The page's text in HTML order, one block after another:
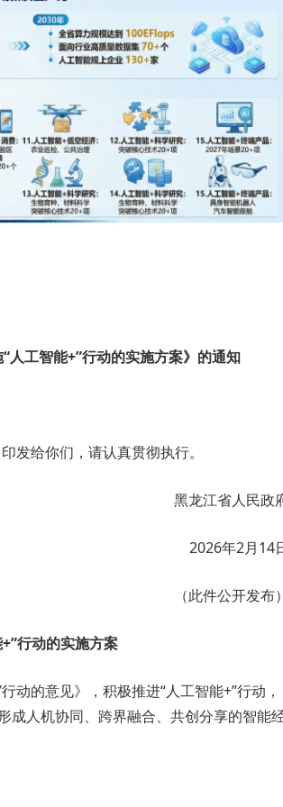
人工智能+”行动的实施方案》的通知
发给你们，请认真贯彻执行。
黑龙江省人民政
2026年2月14
（此件公开发布）
行动的实施方案
的意见》，积极推进“人工智能+”行动，
成人机协同、跨界融合、共创分享的智能